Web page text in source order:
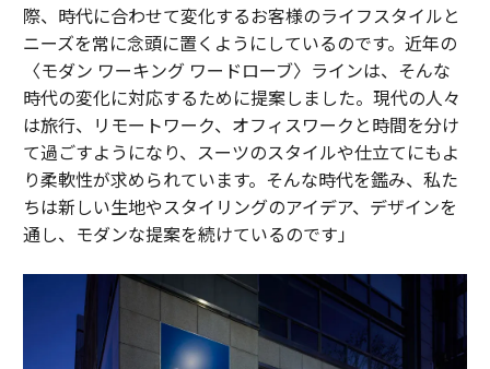
際、時代に合わせて変化するお客様のライフスタイルと
ニーズを常に念頭に置くようにしているのです。近年の
〈モダン ワーキング ワードローブ〉ラインは、そんな
時代の変化に対応するために提案しました。現代の人々
は旅行、リモートワーク、オフィスワークと時間を分け
て過ごすようになり、スーツのスタイルや仕立てにもよ
り柔軟性が求められています。そんな時代を鑑み、私た
ちは新しい生地やスタイリングのアイデア、デザインを
通し、モダンな提案を続けているのです」